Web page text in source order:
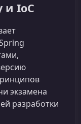
и IoC
экзамена
разработки